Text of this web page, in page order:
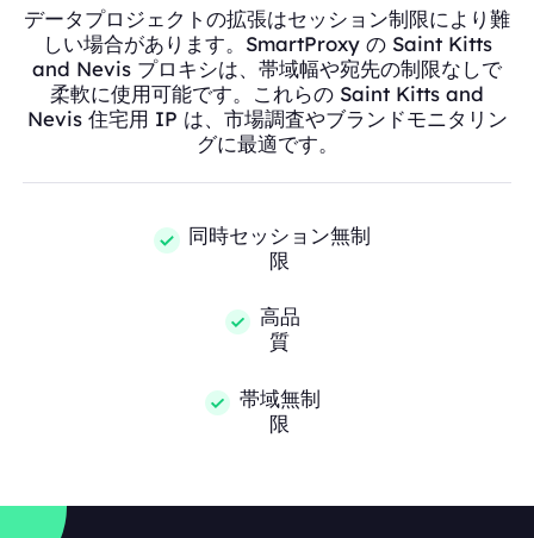
データプロジェクトの拡張はセッション制限により難
しい場合があります。SmartProxy の Saint Kitts
and Nevis プロキシは、帯域幅や宛先の制限なしで
柔軟に使用可能です。これらの Saint Kitts and
Nevis 住宅用 IP は、市場調査やブランドモニタリン
グに最適です。
同時セッション無制
限
高品
質
帯域無制
限